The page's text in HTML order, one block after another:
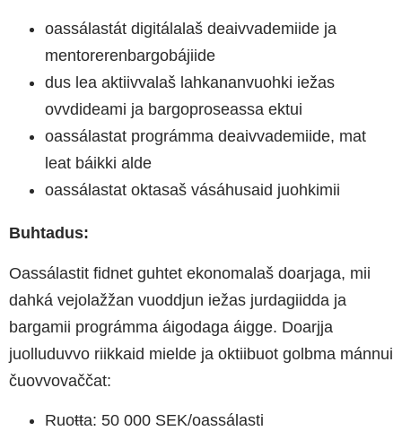
oassálastát digitálalaš deaivvademiide ja
mentorerenbargobájiide
dus lea aktiivvalaš lahkananvuohki iežas
ovvdideami ja bargoproseassa ektui
oassálastat prográmma deaivvademiide, mat
leat báikki alde
oassálastat oktasaš vásáhusaid juohkimii
Buhtadus:
Oassálastit fidnet guhtet ekonomalaš doarjaga, mii
dahká vejolažžan vuoddjun iežas jurdagiidda ja
bargamii prográmma áigodaga áigge. Doarjja
juolluduvvo riikkaid mielde ja oktiibuot golbma mánnui
čuovvovaččat:
Ruoŧŧa: 50 000 SEK/oassálasti